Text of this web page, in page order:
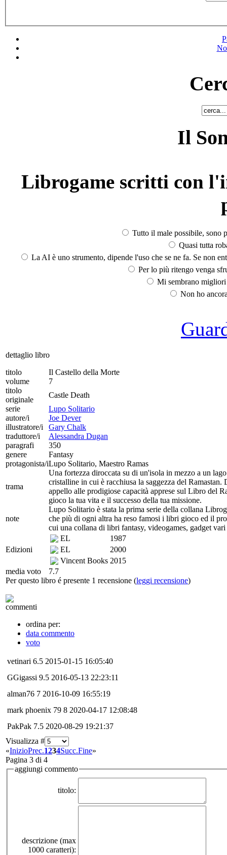
Il
Librogame scritti con
Tutto il male possibile, sono
Quasi tutta
La AI è uno strumento, dipende l'uso che se ne fa. Se non
Per lo più ritengo venga
Mi sembrano
Non ho
dettaglio libro
titolo
Il Castello della Morte
volume
7
titolo
originale
Castle Death
serie
Lupo Solitario
autore/i
Joe Dever
illustratore/i
Gary Chalk
traduttore/i
Alessandra Dugan
paragrafi
350
genere
Fantasy
protagonista/iLupo Solitario, Maestro Ramas
trama
Una fortezza diroccata su di un'isola in mezzo a un
cristalline in cui è racchiusa la saggezza del
appello alle prodigiose capacità apprese sul Libro del
gioco la tua vita e il successo della tua missione.
note
Lupo Solitario è stata la prima serie della collana
che più di ogni altra ha reso famosi i libri gioco ed il
cui una collana di libri fantasy, videogames, gadget
Edizioni
EL
1987
EL
2000
Vincent Books 2015
media voto
7.7
Per questo libro é presente 1 recensione (leggi recensione)
commenti
ordina per:
data commento
voto
vetinari 6.5 2015-01-15 16:05:40
GGigassi 9.5 2016-05-13 22:23:11
alman76 7 2016-10-09 16:55:19
mark phoenix 79 8 2020-04-17 12:08:48
PakPak 7.5 2020-08-29 19:21:37
Visualizza #
«InizioPrec.1234Succ.Fine»
Pagina 3 di 4
aggiungi commento
titolo:
descrizione (max
1000 caratteri):